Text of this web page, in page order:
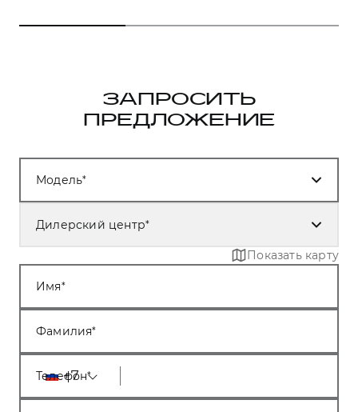
ЗАПРОСИТЬ
ПРЕДЛОЖЕНИЕ
Модель
Дилерский центр
Показать карту
Имя
Фамилия
Телефон
+7